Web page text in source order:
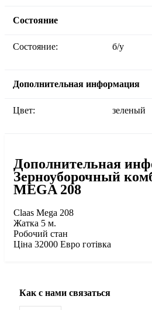
Состояние
Состояние: б/у
Дополнительная информация
Цвет: зеленый
Дополнительная
Зерноуборочный
MEGA 208
Claas Mega 208
Жатка 5 м.
Робочий стан
Ціна 32000 Евро готівка
Как с нами связаться